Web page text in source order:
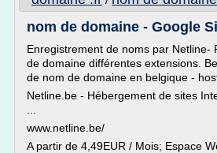
nom de domaine - Google
Enregistrement de noms par Netline-
de domaine différentes extensions.
de nom de domaine en belgique -
Netline.be - Hébergement de sites
www.netline.be/
A partir de 4,49EUR / Mois; Espace